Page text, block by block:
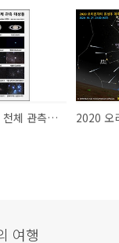
2020년 11월의 천체 관측 대상들 Celestial objects to observe in November 2020
여행